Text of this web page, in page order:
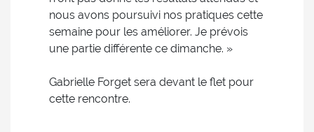
nous avons poursuivi nos pratiques cette
semaine pour les améliorer. Je prévois
une partie différente ce dimanche. »
Gabrielle Forget sera devant le flet pour
cette rencontre.